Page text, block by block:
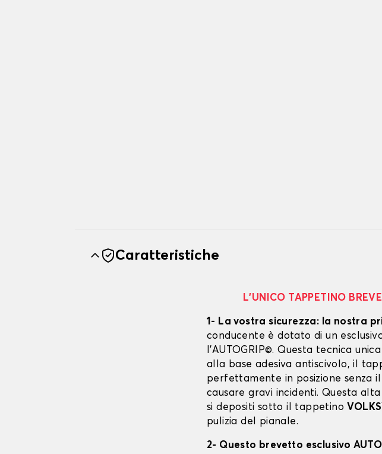
Caratteristiche
L’UNICO TAPPETINO
1- La vostra sicurezza: la nostra
conducente è dotato di un
l’AUTOGRIP©. Questa tecnica
alla base adesiva antiscivolo, il
perfettamente in posizione senza
causare gravi incidenti. Questa
si depositi sotto il tappetino
pulizia del pianale.
2- Questo brevetto esclusivo